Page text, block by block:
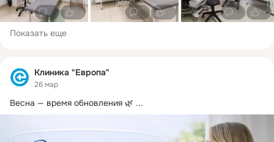
0 0 0 0 0 0
Показать еще
Клиника "Европа"
26 мар
Весна — время обновления 🌿 ...